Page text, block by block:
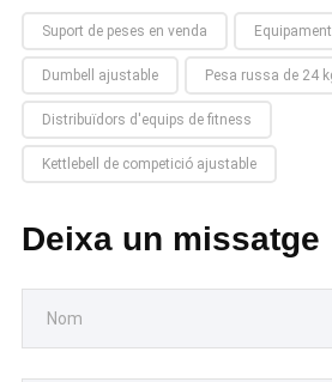
Suport de peses en venda
Dumbell ajustable Pesa russa de 24
Distribuïdors d'equips de fitness
Kettlebell de competició ajustable
Deixa un missatge